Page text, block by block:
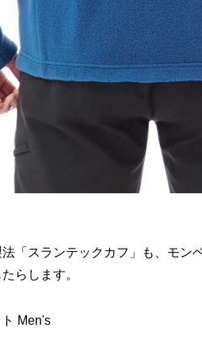
「スランテックカフ」も、モン
らします。
Men's